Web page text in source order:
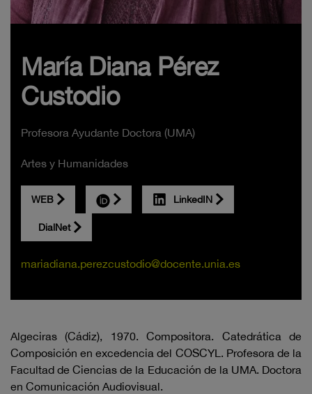
María Diana Pérez
Custodio
Profesora Ayudante Doctora (UMA)
Artes y Humanidades
WEB LinkedIN
DialNet
mariadiana.perezcustodio@docente.unia.es
Algeciras (Cádiz), 1970. Compositora. Catedrática de
Composición en excedencia del COSCYL. Profesora de la
Facultad de Ciencias de la Educación de la UMA. Doctora
en Comunicación Audiovisual.